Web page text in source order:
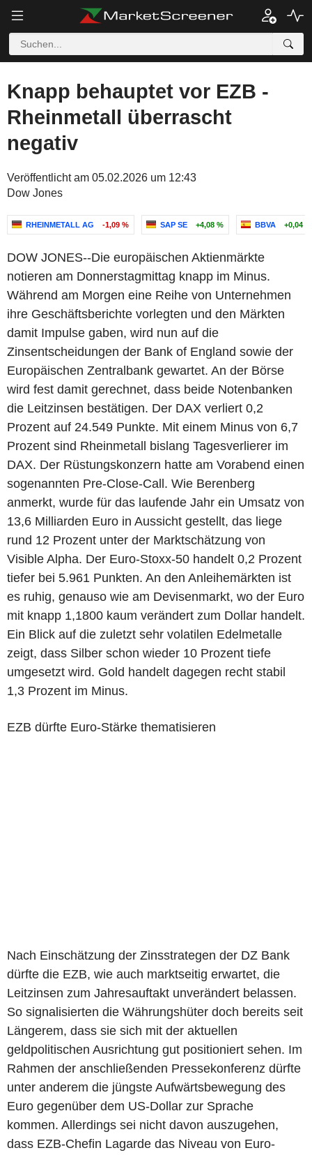
Knapp behauptet vor EZB -
Rheinmetall überrascht
negativ
Veröffentlicht am 05.02.2026 um 12:43
Dow Jones
RHEINMETALL AG -1,09 % SAP SE +4,08 % BBVA +0,04 %
DOW JONES--Die europäischen Aktienmärkte
notieren am Donnerstagmittag knapp im Minus.
Während am Morgen eine Reihe von Unternehmen
ihre Geschäftsberichte vorlegten und den Märkten
damit Impulse gaben, wird nun auf die
Zinsentscheidungen der Bank of England sowie der
Europäischen Zentralbank gewartet. An der Börse
wird fest damit gerechnet, dass beide Notenbanken
die Leitzinsen bestätigen. Der DAX verliert 0,2
Prozent auf 24.549 Punkte. Mit einem Minus von 6,7
Prozent sind Rheinmetall bislang Tagesverlierer im
DAX. Der Rüstungskonzern hatte am Vorabend einen
sogenannten Pre-Close-Call. Wie Berenberg
anmerkt, wurde für das laufende Jahr ein Umsatz von
13,6 Milliarden Euro in Aussicht gestellt, das liege
rund 12 Prozent unter der Marktschätzung von
Visible Alpha. Der Euro-Stoxx-50 handelt 0,2 Prozent
tiefer bei 5.961 Punkten. An den Anleihemärkten ist
es ruhig, genauso wie am Devisenmarkt, wo der Euro
mit knapp 1,1800 kaum verändert zum Dollar handelt.
Ein Blick auf die zuletzt sehr volatilen Edelmetalle
zeigt, dass Silber schon wieder 10 Prozent tiefe
umgesetzt wird. Gold handelt dagegen recht stabil
1,3 Prozent im Minus.
EZB dürfte Euro-Stärke thematisieren
Nach Einschätzung der Zinsstrategen der DZ Bank
dürfte die EZB, wie auch marktseitig erwartet, die
Leitzinsen zum Jahresauftakt unverändert belassen.
So signalisierten die Währungshüter doch bereits seit
Längerem, dass sie sich mit der aktuellen
geldpolitischen Ausrichtung gut positioniert sehen. Im
Rahmen der anschließenden Pressekonferenz dürfte
unter anderem die jüngste Aufwärtsbewegung des
Euro gegenüber dem US-Dollar zur Sprache
kommen. Allerdings sei nicht davon auszugehen,
dass EZB-Chefin Lagarde das Niveau von Euro-